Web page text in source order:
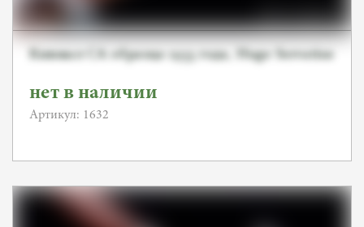
Кинжал СА образца 1933 года, Hugo Servatius
нет в наличии
Артикул: 1632